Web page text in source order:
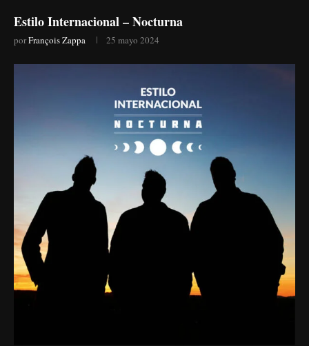
Estilo Internacional – Nocturna
porFrançois Zappa 25 mayo 2024